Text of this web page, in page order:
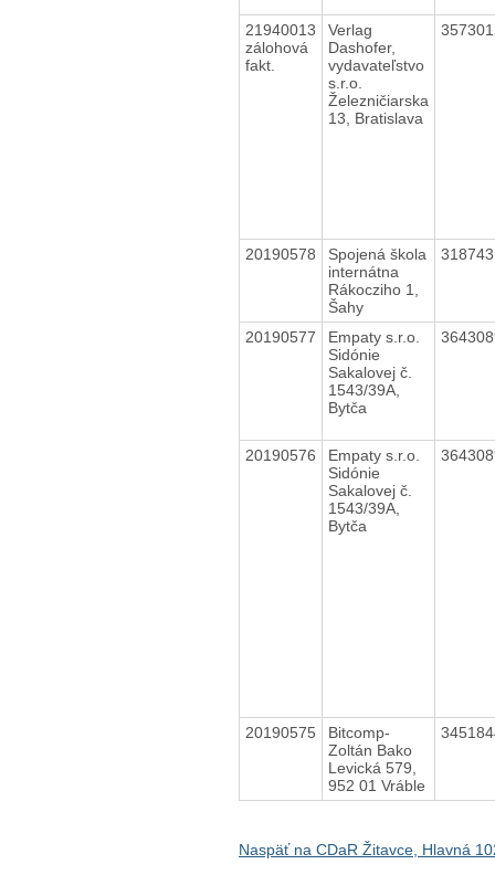
21940013
zálohová
fakt.
Verlag
Dashofer,
vydavateľstvo
s.r.o.
Železničiarska
13, Bratislava
20190578
Spojená škola
internátna
Rákocziho 1,
Šahy
20190577
Empaty s.r.o.
Sidónie
Sakalovej č.
1543/39A,
Bytča
20190576
Empaty s.r.o.
Sidónie
Sakalovej č.
1543/39A,
Bytča
20190575
Bitcomp-
Zoltán Bako
Levická 579,
952 01 Vráble
Naspäť na CDaR Žitavce, Hlavná